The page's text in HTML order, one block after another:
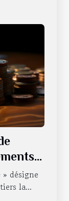
désigne
la...